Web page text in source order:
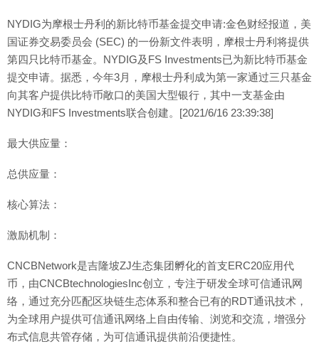
NYDIG为摩根士丹利的新比特币基金提交申请:金色财经报道，美
国证券交易委员会 (SEC) 的一份新文件表明，摩根士丹利将提供
第四只比特币基金。NYDIG及FS Investments已为新比特币基金
提交申请。据悉，今年3月，摩根士丹利成为第一家通过三只基金
向其客户提供比特币敞口的美国大型银行，其中一支基金由
NYDIG和FS Investments联合创建。[2021/6/16 23:39:38]
最大供应量：
总供应量：
核心算法：
激励机制：
CNCBNetwork是吉隆坡ZJ生态集团孵化的首支ERC20应用代
币，由CNCBtechnologiesInc创立，专注于研发全球可信通讯网
络，通过充分匹配区块链生态体系和整合已有的RDT通讯技术，
为全球用户提供可信通讯网络上自由传输、浏览和交流，增强分
布式信息共管存储，为可信通讯提供前沿便捷性。